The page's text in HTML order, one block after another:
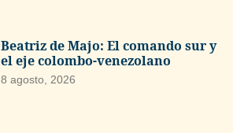
Beatriz de Majo: El comando sur y
el eje colombo-venezolano
8 agosto, 2026